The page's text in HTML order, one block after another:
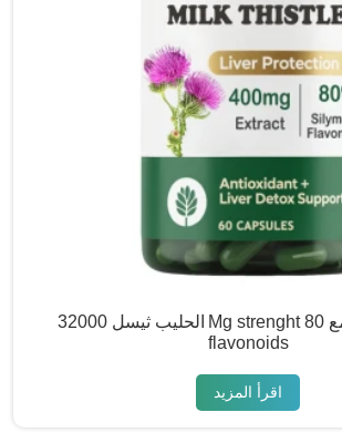
الحليب ثيسل 32000 Mg strenght مع 80 ٪ silymarin
flavonoids
اقرأ المزيد